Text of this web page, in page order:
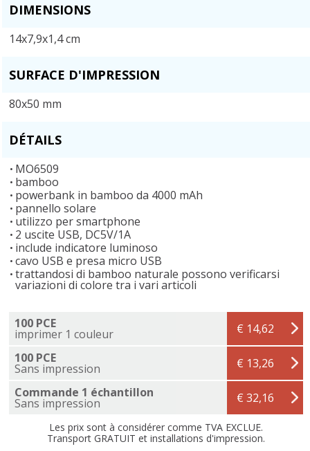
DIMENSIONS
14x7,9x1,4 cm
SURFACE D'IMPRESSION
80x50 mm
DÉTAILS
MO6509
bamboo
powerbank in bamboo da 4000 mAh
pannello solare
utilizzo per smartphone
2 uscite USB, DC5V/1A
include indicatore luminoso
cavo USB e presa micro USB
trattandosi di bamboo naturale possono verificarsi
variazioni di colore tra i vari articoli
100 PCE
imprimer 1 couleur
€ 14,62
100 PCE
Sans impression
€ 13,26
Commande 1 échantillon
Sans impression € 32,16
Les prix sont à considérer comme TVA EXCLUE.
Transport GRATUIT et installations d'impression.